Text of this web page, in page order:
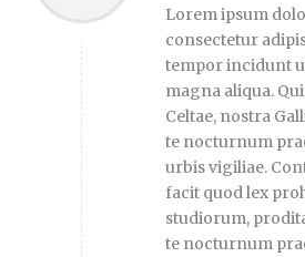
Lorem ipsum
consectetur
tempor incidunt
magna aliqua.
Celtae, nostra
te nocturnum
urbis vigiliae.
facit quod lex
studiorum,
te nocturnum